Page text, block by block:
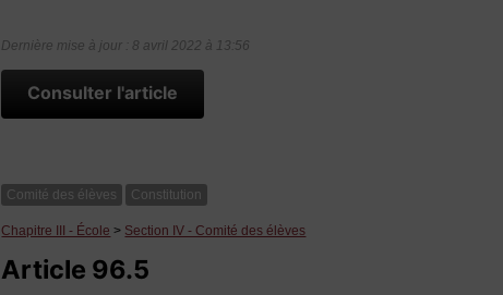
Dernière mise à jour : 8 avril 2022 à 13:56
Consulter l'article
Comité des élèves Constitution
Chapitre III - École > Section IV - Comité des élèves
Article 96.5